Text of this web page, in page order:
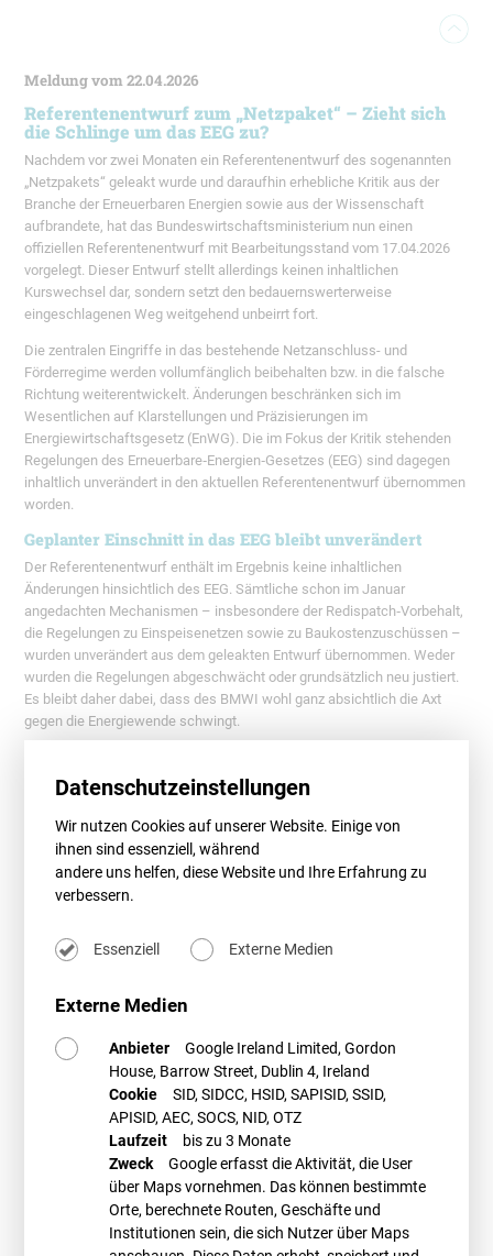
Meldung vom 22.04.2026
Referentenentwurf zum „Netzpaket“ – Zieht sich
die Schlinge um das EEG zu?
Nachdem vor zwei Monaten ein Referentenentwurf des sogenannten
„Netzpakets“ geleakt wurde und daraufhin erhebliche Kritik aus der
Branche der Erneuerbaren Energien sowie aus der Wissenschaft
aufbrandete, hat das Bundeswirtschaftsministerium nun einen
offiziellen Referentenentwurf mit Bearbeitungsstand vom 17.04.2026
vorgelegt. Dieser Entwurf stellt allerdings keinen inhaltlichen
Kurswechsel dar, sondern setzt den bedauernswerterweise
eingeschlagenen Weg weitgehend unbeirrt fort.
Die zentralen Eingriffe in das bestehende Netzanschluss- und
Förderregime werden vollumfänglich beibehalten bzw. in die falsche
Richtung weiterentwickelt. Änderungen beschränken sich im
Wesentlichen auf Klarstellungen und Präzisierungen im
Energiewirtschaftsgesetz (EnWG). Die im Fokus der Kritik stehenden
Regelungen des Erneuerbare‑Energien‑Gesetzes (EEG) sind dagegen
inhaltlich unverändert in den aktuellen Referentenentwurf übernommen
worden.
Geplanter Einschnitt in das EEG bleibt unverändert
Der Referentenentwurf enthält im Ergebnis keine inhaltlichen
Änderungen hinsichtlich des EEG. Sämtliche schon im Januar
angedachten Mechanismen – insbesondere der Redispatch‑Vorbehalt,
die Regelungen zu Einspeisenetzen sowie zu Baukostenzuschüssen –
wurden unverändert aus dem geleakten Entwurf übernommen. Weder
wurden die Regelungen abgeschwächt oder grundsätzlich neu justiert.
Es bleibt daher dabei, dass des BMWI wohl ganz absichtlich die Axt
gegen die Energiewende schwingt.
Greifbare Änderungen betreffen ausschließlich das EnWG und dort vor
im offiziellen Referentenentwurf die Voraussetzungen für die
Ausweisung solcher Gebiete präziser gefasst. Klarer als noch im
Januar-Entwurf wird nun auf eine tatsächlich erfolgte
Wirkleistungsreduzierung von mehr als drei Prozent im Vorjahr
sich jedoch nichts.
gegenüber der Bundesnetzagentur. Während der geleakte Entwurf die
Anzeigeverfahren unterwarf, wird nun deutlicher herausgestellt, dass
die Anzeigen mit sämtlichen tragenden Unterlagen zu versehen sind.
Damit wird die Entscheidung der Netzbetreiber stärker dokumentations‑
und aufsichtsrechtlich abgesichert, ohne aber ihren
Ermessensspielraum grundsätzlich einzuschränken.
Schließlich wird klarer geregelt, dass der Entfall von
Entschädigungsansprüchen bei Redispatch strikt und ausschließlich
an den Abschluss eines Netzanschlussvertrages nach § 8 Abs. 4 EEG
geknüpft ist und nur für dessen Dauer gilt. Auch hier handelt es sich um
Datenschutzeinstellungen
Wir nutzen Cookies auf unserer Website. Einige von
ihnen sind essenziell, während
andere uns helfen, diese Website und Ihre Erfahrung zu
verbessern.
Essenziell Externe Medien
Externe Medien
Anbieter
Google Ireland Limited, Gordon
House, Barrow Street, Dublin 4, Ireland
Cookie
SID, SIDCC, HSID, SAPISID, SSID,
APISID, AEC, SOCS, NID, OTZ
Laufzeit
bis zu 3 Monate
Zweck
Google erfasst die Aktivität, die User
über Maps vornehmen. Das können bestimmte
Orte, berechnete Routen, Geschäfte und
Institutionen sein, die sich Nutzer über Maps